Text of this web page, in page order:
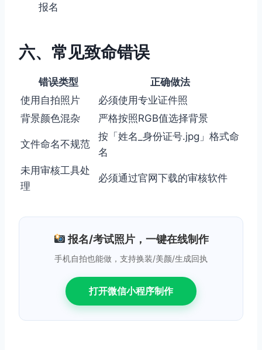
报名
六、常见致命错误
错误类型
正确做法
使用自拍照片
必须使用专业证件照
背景颜色混杂
严格按照RGB值选择背景
文件命名不规范
按「姓名_身份证号.jpg」格式命
名
未用审核工具处
理
必须通过官网下载的审核软件
报名/考试照片，一键在线制作
手机自拍也能做，支持换装/美颜/生成回执
打开微信小程序制作